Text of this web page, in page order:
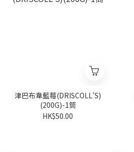
津巴布韋藍莓(DRISCOLL'S)
(200G)-1筒
HK$50.00